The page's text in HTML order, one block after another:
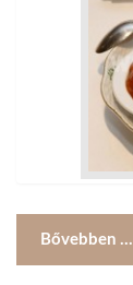
Bővebben ...